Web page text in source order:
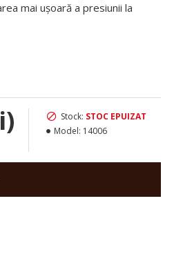
mai ușoară a presiunii la
Stock: STOC EPUIZAT
Model: 14006